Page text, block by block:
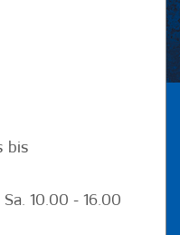
bis
10.00 - 16.00